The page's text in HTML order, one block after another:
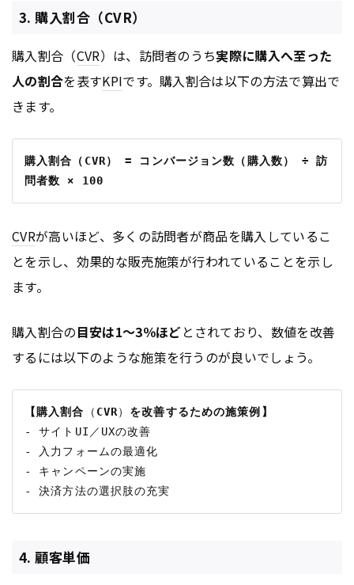
3. 購入割合（CVR）
購入割合（CVR）は、訪問者のうち実際に購入へ至った
人の割合を表すKPIです。購入割合は以下の方法で算出で
きます。
購入割合（CVR） = コンバージョン数（購入数） ÷ 訪
問者数 × 100
CVRが高いほど、多くの訪問者が商品を購入しているこ
とを示し、効果的な販売施策が行われていることを示し
ます。
購入割合の目安は1～3％ほどとされており、数値を改善
するには以下のような施策を行うのが良いでしょう。
【購入割合 （ CVR） を改善するための施策例】
- サイトUI／UXの改善
- 入力フォームの最適化
- キャンペーンの実施
4. 顧客単価